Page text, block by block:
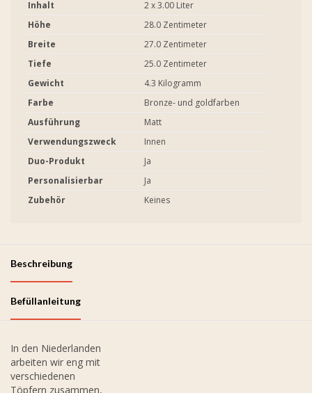
Inhalt
2 x 3.00 Liter
Höhe
28.0 Zentimeter
Breite
27.0 Zentimeter
Tiefe
25.0 Zentimeter
Gewicht
4.3 Kilogramm
Farbe
Bronze- und goldfarben
Ausführung
Matt
Verwendungszweck
Innen
Duo-Produkt
Ja
Personalisierbar
Ja
Zubehör
Keines
Beschreibung
Befüllanleitung
In den Niederlanden
arbeiten wir eng mit
verschiedenen
Töpfern zusammen,